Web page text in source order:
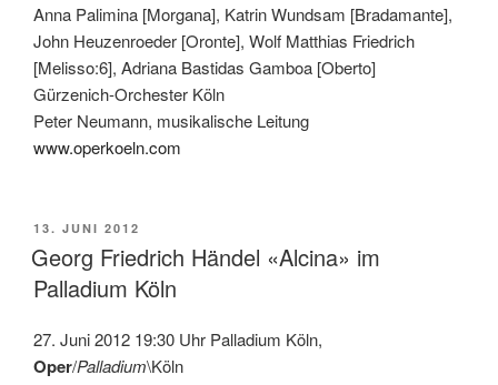
Anna Palimina [Morgana], Katrin Wundsam [Bradamante],
John Heuzenroeder [Oronte], Wolf Matthias Friedrich
[Melisso:6], Adriana Bastidas Gamboa [Oberto]
Gürzenich-Orchester Köln
Peter Neumann, musikalische Leitung
www.operkoeln.com
VERÖFFENTLICHT
AM
13. JUNI 2012
Georg Friedrich Händel «Alcina» im
Palladium Köln
27. Juni 2012 19:30 Uhr Palladium Köln,
Oper/Palladium\Köln